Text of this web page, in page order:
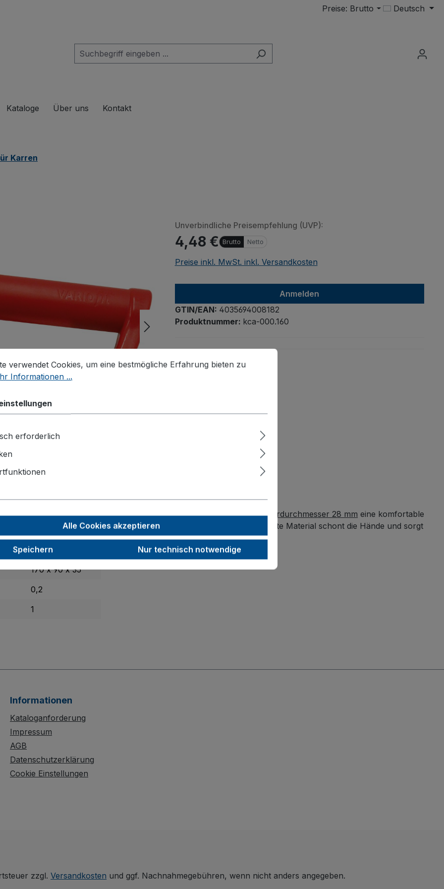
Preise: Brutto Deutsch
Dropdown der Kategorie Produkte
Kataloge Über uns Kontakt
Karren
Unverbindliche Preisempfehlung (UVP):
4,48 € Brutto Netto
Preise inkl. MwSt. inkl. Versandkosten
Anmelden
GTIN/EAN: 4035694008182
Produktnummer: kca-000.160
Sicherheitsgriffaus weichem PVC bietet dank seinesBügels für Rohrdurchmesser 28 mm eine komfortable
Konstruktionen, bei denen zusätzliche Sicherheit gefragt ist. Das softe Material schont die Hände und sorgt
170 x 90 x 35
0,2
1
Informationen
Kataloganforderung
Impressum
AGB
Datenschutzerklärung
Cookie Einstellungen
zzgl. Versandkosten und ggf. Nachnahmegebühren, wenn nicht anders angegeben.
Cookies, um eine bestmögliche Erfahrung bieten zu können.
Mehr Informationen ...
verwendet Cookies, um eine bestmögliche Erfahrung bieten zu
Informationen ...
erforderlich
Alle Cookies akzeptieren
Speichern Nur technisch notwendige